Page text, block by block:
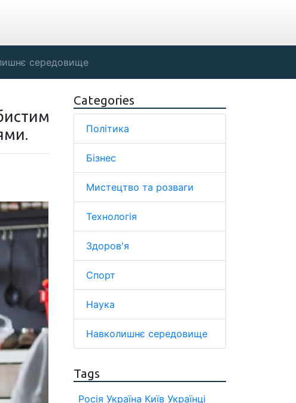
середовище
Categories
Політика
Бізнес
Мистецтво та розваги
Технологія
Здоров'я
Спорт
Наука
Навколишнє середовище
Tags
Росія Україна Київ Українці